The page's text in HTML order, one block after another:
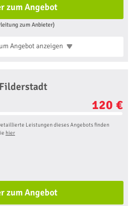
zum Angebot
zum Anbieter)
Angebotanzeigen
120 €
Leistungen dieses Angebots finden
hier
zum Angebot